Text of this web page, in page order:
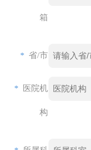
箱
* 省/市
* 医院机
构